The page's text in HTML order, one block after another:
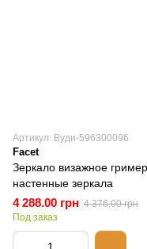
Артикул: Вуди-596300096
Facet
Зеркало визажное
настенные зеркала
4 288.00 грн 4 376.00 грн
Под заказ